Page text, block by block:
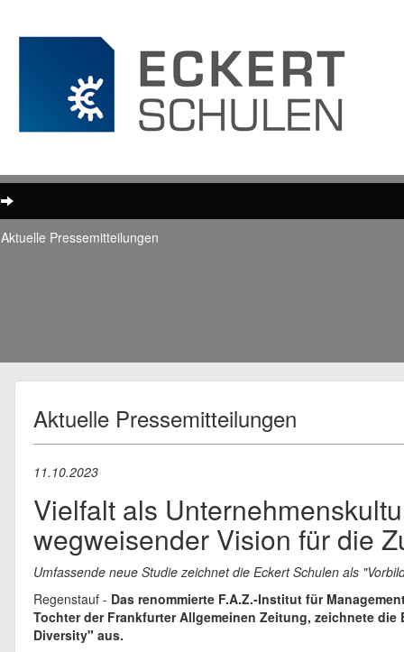
Aktuelle Pressemitteilungen
Aktuelle Pressemitteilungen
11.10.2023
Vielfalt als
wegweisender Vision für die
Umfassende neue Studie zeichnet die Eckert Schulen als
Regenstauf - Das renommierte F.A.Z.-Institut für
Tochter der Frankfurter Allgemeinen Zeitung, zeichnete
Diversity" aus.